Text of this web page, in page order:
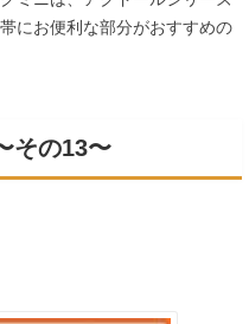
にお便利な部分がおすすめの
その13〜